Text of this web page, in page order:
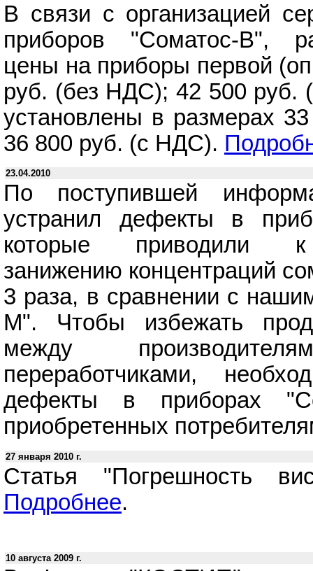
В связи с организацией
приборов "Соматос-В",
цены на приборы первой
руб. (без НДС); 42 500
установлены в размерах
36 800 руб. (с НДС).
23.04.2010
По поступившей
устранил дефекты в
которые приводили к
занижению концентраций
3 раза, в сравнении c
М". Чтобы избежать
между
переработчиками,
дефекты в приборах
приобретенных
27 января 2010 г.
Статья "Погрешность
Подробнее.
10 августа 2009 г.